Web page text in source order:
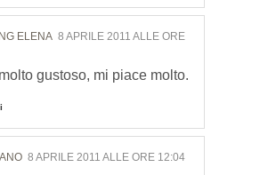
ELENA 8 APRILE 2011 ALLE ORE
gustoso, mi piace molto.
8 APRILE 2011 ALLE ORE 12:04